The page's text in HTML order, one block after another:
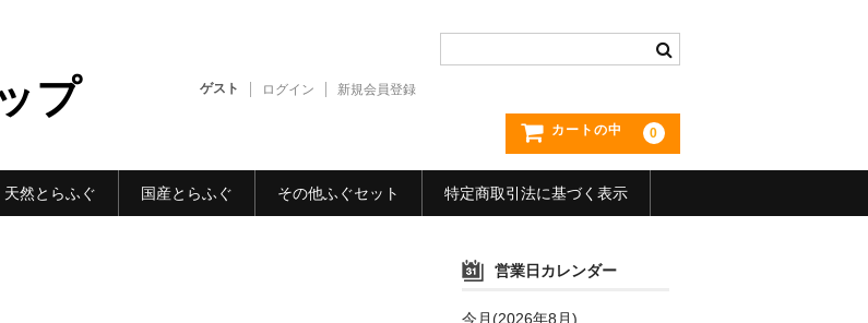
プ ゲスト ログイン 新規会員登録
カートの中 0
天然とらふぐ 国産とらふぐ その他ふぐセット 特定商取引法に基づく表示
営業日カレンダー
今月(2026年8月)